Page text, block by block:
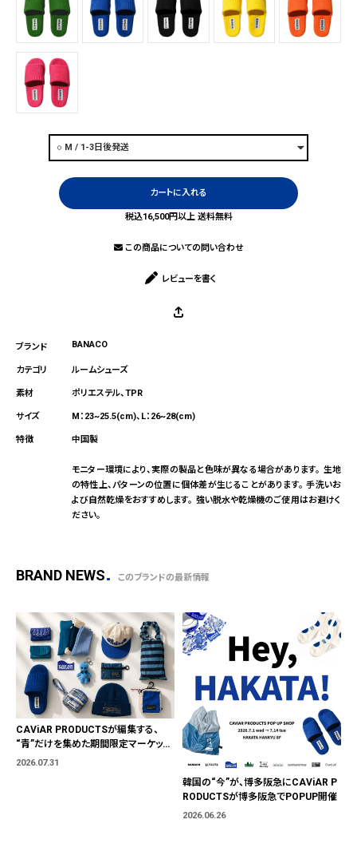
カートに入れる
税込16,500円以上 送料無料
この商品についての問い合わせ
レビューを書く
BANACO
ルームシューズ
ポリエステル、TPR
M：23~25.5(cm)、L：26~28(cm)
中国製
モニター環境により、実際の製品と色味が異なる場合があります。 生地
の特性上、パターンの位置に個体差が生じることがあります。 手洗いお
よび自然乾燥をおすすめします。 強い脱水や乾燥機のご使用はお避けく
ださい。
BRAND NEWS このブランドの最新情報
CAViAR PRODUCTSが編集する、
“青”だけを集めた期間限定マーケット
「BLUE MARKET」が横浜に。ブランド
2026.07.31
韓国の“今”が、博多阪急にCAViAR P
RODUCTSが博多阪急でPOPUP開催
2026.06.26